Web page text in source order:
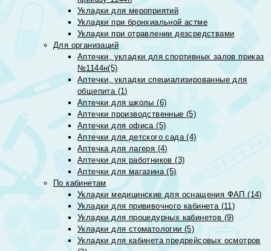
Укладки для мероприятий
Укладки при бронхиальной астме
Укладки при отравлении дезсредствами
Для организаций
Аптечки, укладки для спортивных залов приказ
№1144н(5)
Аптечки, укладки специализированные для
общепита (1)
Аптечки для школы (6)
Аптечки производственные (5)
Аптечки для офиса (5)
Аптечки для детского сада (4)
Аптечка для лагеря (4)
Аптечки для работников (3)
Аптечки для магазина (5)
По кабинетам
Укладки медицинские для оснащения ФАП (14)
Укладки для прививочного кабинета (11)
Укладки для процедурных кабинетов (9)
Укладки для стоматологии (5)
Укладки для кабинета предрейсовых осмотров